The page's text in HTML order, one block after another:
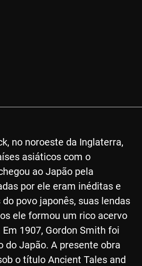
no noroeste da Inglaterra,
asiáticos com o
ao Japão pela
por ele eram inéditas e
povo japonês, suas lendas
ele formou um rico acervo
1907, Gordon Smith foi
do Japão. A presente obra
o título Ancient Tales and